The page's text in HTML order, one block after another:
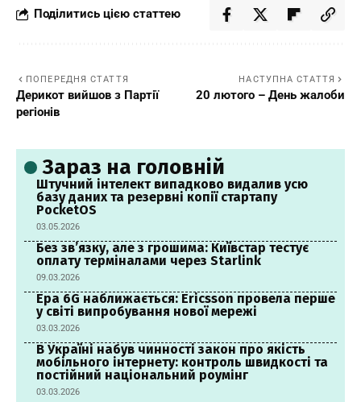
Поділитись цією статтею
ПОПЕРЕДНЯ СТАТТЯ
Дерикот вийшов з Партії
регіонів
НАСТУПНА СТАТТЯ
20 лютого – День жалоби
Зараз на головній
Штучний інтелект випадково видалив усю
базу даних та резервні копії стартапу
PocketOS
03.05.2026
Без зв’язку, але з грошима: Київстар тестує
оплату терміналами через Starlink
09.03.2026
Ера 6G наближається: Ericsson провела перше
у світі випробування нової мережі
03.03.2026
В Україні набув чинності закон про якість
мобільного інтернету: контроль швидкості та
постійний національний роумінг
03.03.2026